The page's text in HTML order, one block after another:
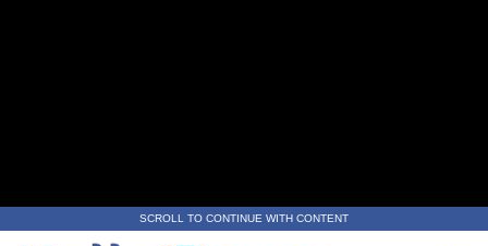
SCROLL TO CONTINUE WITH CONTENT